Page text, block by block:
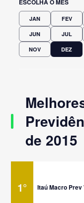
JAN FEV
JUN JUL
NOV DEZ
de 2015
1° Itaú Macro Prev